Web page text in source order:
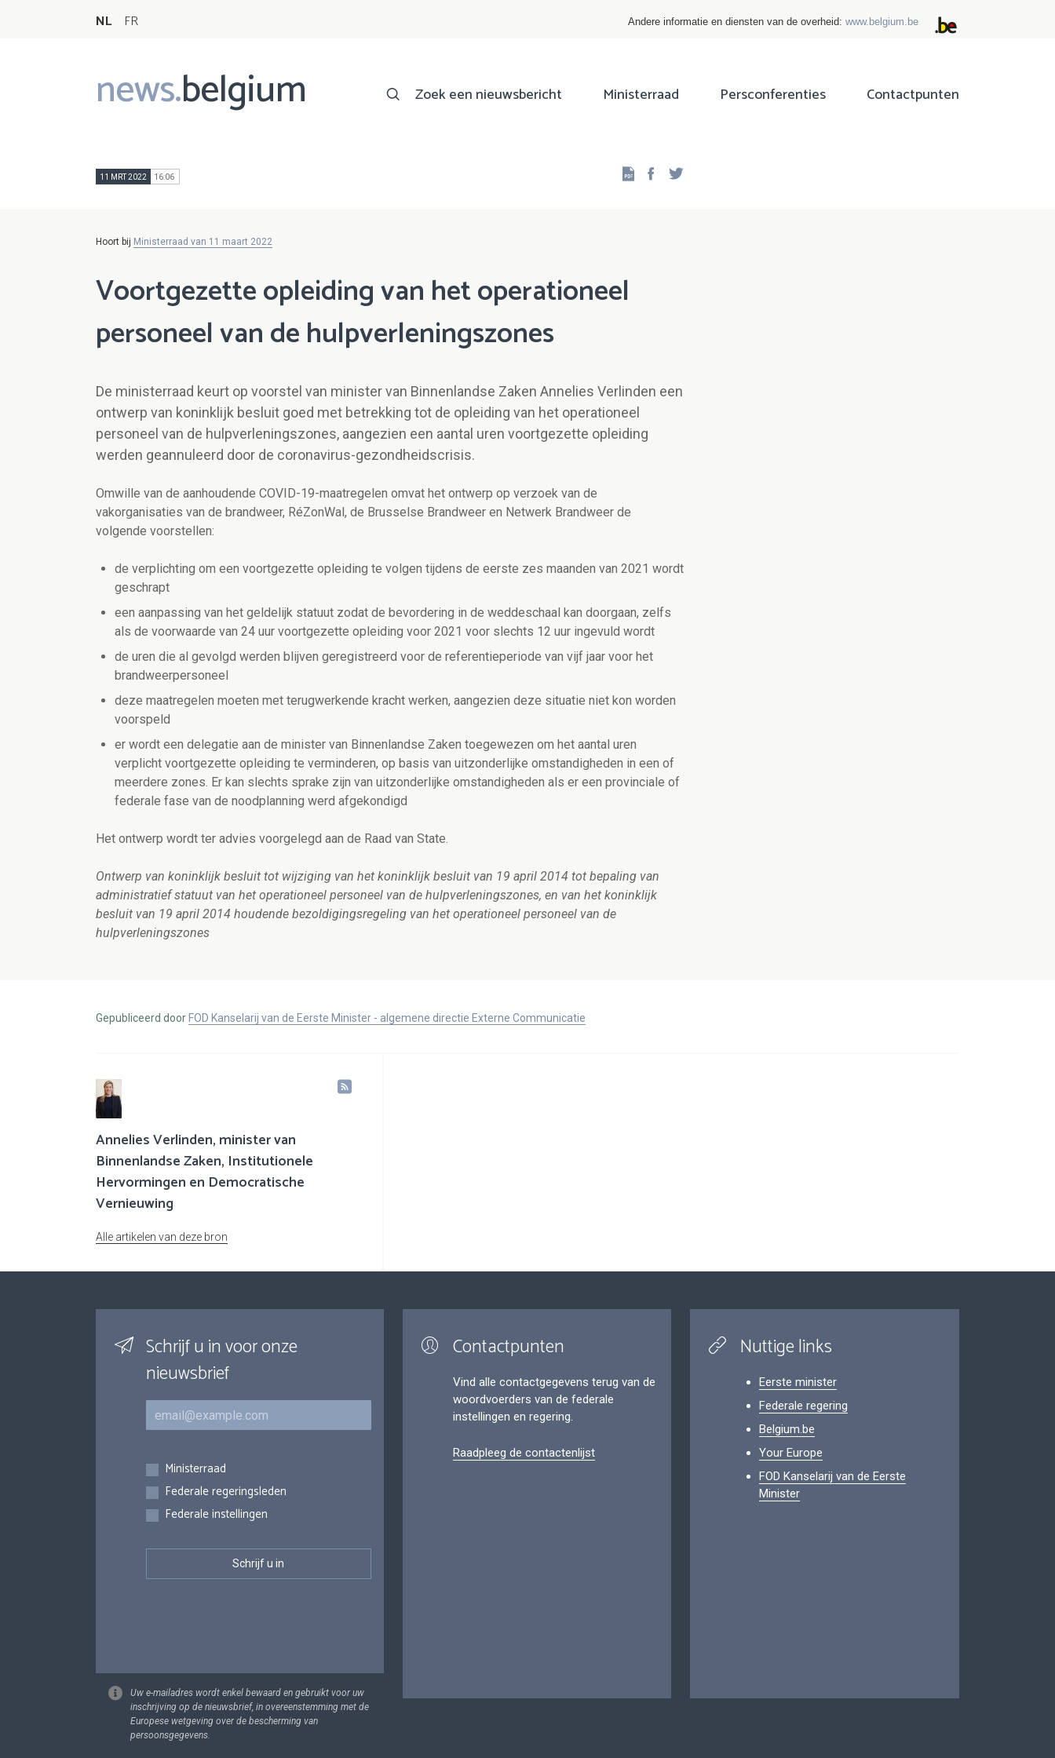
NL FR Andere informatie en diensten van de overheid: www.belgium.be
news.belgium
Main
navigation
Zoek een nieuwsbericht Ministerraad Persconferenties Contactpunten
11 MRT 2022 16:06 Facebook
Hoort bij Ministerraad van 11 maart 2022
Voortgezette opleiding van het operationeel
personeel van de hulpverleningszones
De ministerraad keurt op voorstel van minister van Binnenlandse Zaken Annelies Verlinden een
ontwerp van koninklijk besluit goed met betrekking tot de opleiding van het operationeel
personeel van de hulpverleningszones, aangezien een aantal uren voortgezette opleiding
werden geannuleerd door de coronavirus-gezondheidscrisis.
Omwille van de aanhoudende COVID-19-maatregelen omvat het ontwerp op verzoek van de
vakorganisaties van de brandweer, RéZonWal, de Brusselse Brandweer en Netwerk Brandweer de
volgende voorstellen:
de verplichting om een voortgezette opleiding te volgen tijdens de eerste zes maanden van 2021 wordt
geschrapt
een aanpassing van het geldelijk statuut zodat de bevordering in de weddeschaal kan doorgaan, zelfs
als de voorwaarde van 24 uur voortgezette opleiding voor 2021 voor slechts 12 uur ingevuld wordt
de uren die al gevolgd werden blijven geregistreerd voor de referentieperiode van vijf jaar voor het
brandweerpersoneel
deze maatregelen moeten met terugwerkende kracht werken, aangezien deze situatie niet kon worden
voorspeld
er wordt een delegatie aan de minister van Binnenlandse Zaken toegewezen om het aantal uren
verplicht voortgezette opleiding te verminderen, op basis van uitzonderlijke omstandigheden in een of
meerdere zones. Er kan slechts sprake zijn van uitzonderlijke omstandigheden als er een provinciale of
federale fase van de noodplanning werd afgekondigd
Het ontwerp wordt ter advies voorgelegd aan de Raad van State.
Ontwerp van koninklijk besluit tot wijziging van het koninklijk besluit van 19 april 2014 tot bepaling van
administratief statuut van het operationeel personeel van de hulpverleningszones, en van het koninklijk
besluit van 19 april 2014 houdende bezoldigingsregeling van het operationeel personeel van de
hulpverleningszones
Gepubliceerd door FOD Kanselarij van de Eerste Minister - algemene directie Externe Communicatie
Annelies Verlinden, minister van
Binnenlandse Zaken, Institutionele
Hervormingen en Democratische
Vernieuwing
Alle artikelen van deze bron
Schrijf u in voor onze
nieuwsbrief
E-mail
Inschrijvingen
Ministerraad
Federale regeringsleden
Federale instellingen
Uw e-mailadres wordt enkel bewaard en gebruikt voor uw
inschrijving op de nieuwsbrief, in overeenstemming met de
Europese wetgeving over de bescherming van
persoonsgegevens.
Contactpunten
Vind alle contactgegevens terug van de
woordvoerders van de federale
instellingen en regering.
Raadpleeg de contactenlijst
Nuttige links
Eerste minister
Federale regering
Belgium.be
Your Europe
FOD Kanselarij van de Eerste
Minister